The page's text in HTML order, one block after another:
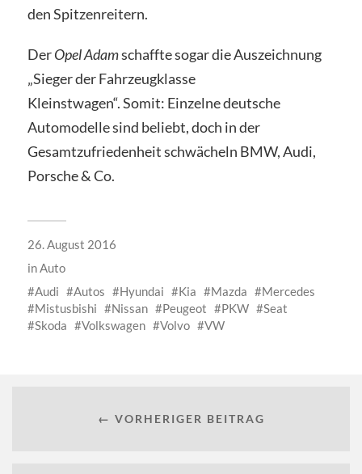
den Spitzenreitern.
DerOpel Adamschaffte sogar die Auszeichnung
„Sieger der Fahrzeugklasse
Kleinstwagen“. Somit: Einzelne deutsche
Automodelle sind beliebt, doch in der
Gesamtzufriedenheit schwächeln BMW, Audi,
Porsche & Co.
26. August 2016
inAuto
Audi
Autos Hyundai Kia Mazda
Mercedes
Mistusbishi
Nissan Peugeot PKW
Seat
Skoda
Volkswagen Volvo VW
← VORHERIGER BEITRAG